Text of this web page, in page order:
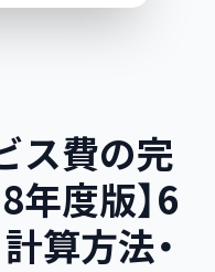
ス費の完
年度版】6
算方法・